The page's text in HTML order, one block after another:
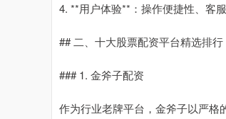
4. **用户体验**：操作便捷性、客
## 二、十大股票配资平台精选排行
### 1. 金斧子配资
作为行业老牌平台，金斧子以严格